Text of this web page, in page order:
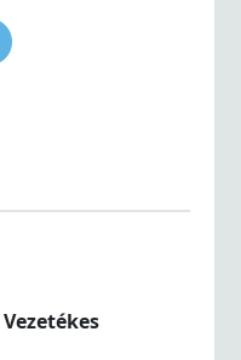
Vezetékes